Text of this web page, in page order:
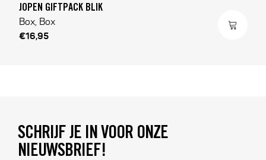
JOPEN GIFTPACK BLIK
Box, Box
€16,95
SCHRIJF JE IN VOOR ONZE
NIEUWSBRIEF!